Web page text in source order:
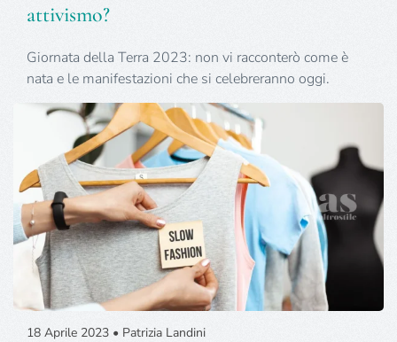
attivismo?
Giornata della Terra 2023: non vi racconterò come è
nata e le manifestazioni che si celebreranno oggi.
18 Aprile 2023 • Patrizia Landini